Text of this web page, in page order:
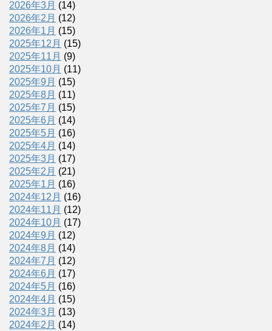
2026年3月 (14)
2026年2月 (12)
2026年1月 (15)
2025年12月 (15)
2025年11月 (9)
2025年10月 (11)
2025年9月 (15)
2025年8月 (11)
2025年7月 (15)
2025年6月 (14)
2025年5月 (16)
2025年4月 (14)
2025年3月 (17)
2025年2月 (21)
2025年1月 (16)
2024年12月 (16)
2024年11月 (12)
2024年10月 (17)
2024年9月 (12)
2024年8月 (14)
2024年7月 (12)
2024年6月 (17)
2024年5月 (16)
2024年4月 (15)
2024年3月 (13)
2024年2月 (14)